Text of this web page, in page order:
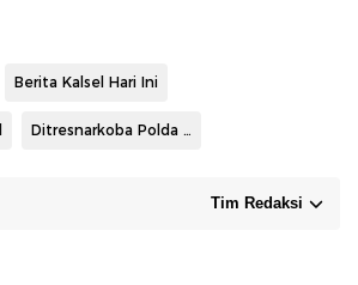
Berita Kalsel Hari Ini
Ditresnarkoba Polda Kalsel
Tim Redaksi